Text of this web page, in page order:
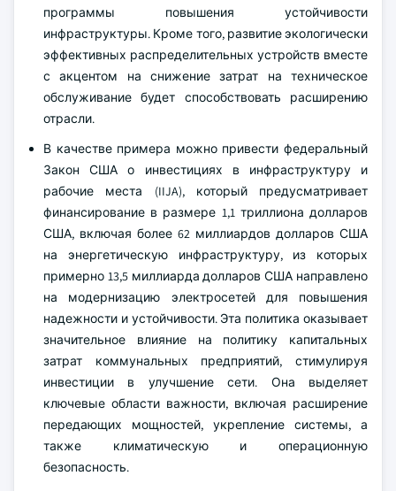
программы повышения устойчивости
инфраструктуры. Кроме того, развитие экологически
эффективных распределительных устройств вместе
с акцентом на снижение затрат на техническое
обслуживание будет способствовать расширению
отрасли.
В качестве примера можно привести федеральный
Закон США о инвестициях в инфраструктуру и
рабочие места (IIJA), который предусматривает
финансирование в размере 1,1 триллиона долларов
США, включая более 62 миллиардов долларов США
на энергетическую инфраструктуру, из которых
примерно 13,5 миллиарда долларов США направлено
на модернизацию электросетей для повышения
надежности и устойчивости. Эта политика оказывает
значительное влияние на политику капитальных
затрат коммунальных предприятий, стимулируя
инвестиции в улучшение сети. Она выделяет
ключевые области важности, включая расширение
передающих мощностей, укрепление системы, а
также климатическую и операционную
безопасность.